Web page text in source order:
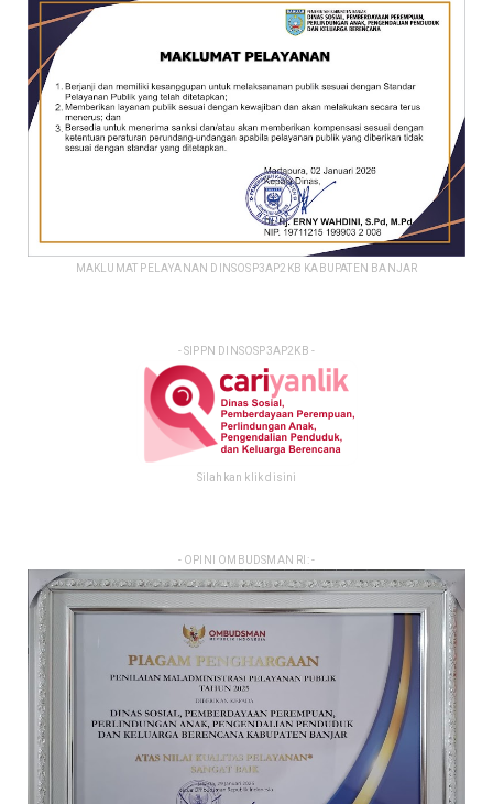
MAKLUMAT PELAYANAN DINSOSP3AP2KB KABUPATEN BANJAR
- SIPPN DINSOSP3AP2KB -
Silahkan klik disini
- OPINI OMBUDSMAN RI: -